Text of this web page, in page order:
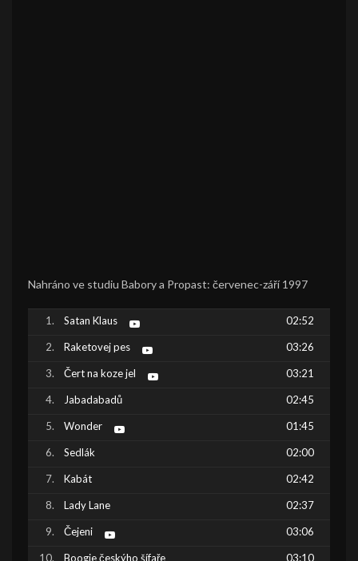
Nahráno ve studiu Babory a Propast: červenec-září 1997
Satan Klaus 02:52
Raketovej pes 03:26
Čert na koze jel 03:21
Jabadabadů 02:45
Wonder 01:45
Sedlák 02:00
Kabát 02:42
Lady Lane 02:37
Čejeni 03:06
Boogie českýho šífaře 03:10